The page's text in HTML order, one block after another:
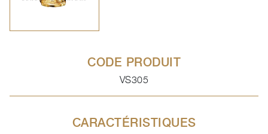
CODE PRODUIT
VS305
CARACTÉRISTIQUES